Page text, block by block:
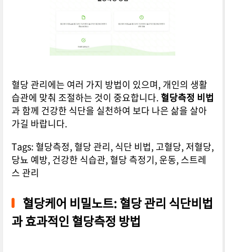
혈당 관리에는 여러 가지 방법이 있으며, 개인의 생활
습관에 맞춰 조절하는 것이 중요합니다. 혈당측정 비법
과 함께 건강한 식단을 실천하여 보다 나은 삶을 살아
가길 바랍니다.
Tags: 혈당측정, 혈당 관리, 식단 비법, 고혈당, 저혈당,
당뇨 예방, 건강한 식습관, 혈당 측정기, 운동, 스트레
스 관리
혈당케어 비밀노트: 혈당 관리 식단비법
과 효과적인 혈당측정 방법